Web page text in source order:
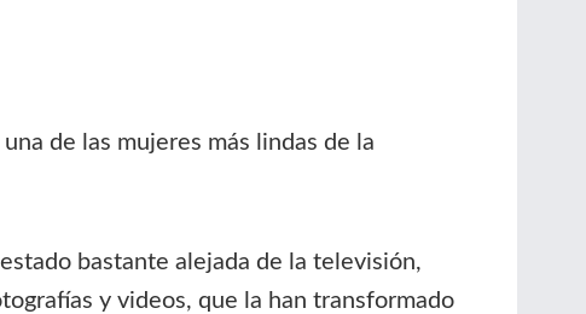
de las mujeres más lindas de la
bastante alejada de la televisión,
y videos, que la han transformado